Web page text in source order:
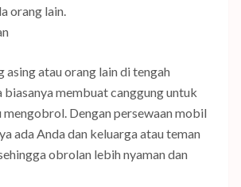
orang lain.
asing atau orang lain di tengah
biasanya membuat canggung untuk
Dengan persewaan mobil
ada Anda dan keluarga atau teman
obrolan lebih nyaman dan